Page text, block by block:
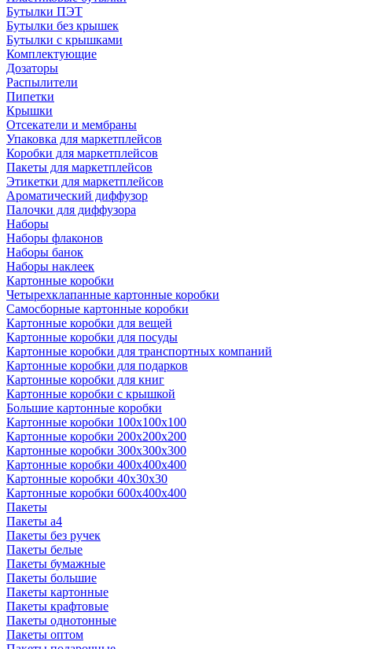
Бутылки ПЭТ
Бутылки без крышек
Бутылки с крышками
Комплектующие
Дозаторы
Распылители
Пипетки
Крышки
Отсекатели и мембраны
Упаковка для маркетплейсов
Коробки для маркетплейсов
Пакеты для маркетплейсов
Этикетки для маркетплейсов
Ароматический диффузор
Палочки для диффузора
Наборы
Наборы флаконов
Наборы банок
Наборы наклеек
Картонные коробки
Четырехклапанные картонные коробки
Самосборные картонные коробки
Картонные коробки для вещей
Картонные коробки для посуды
Картонные коробки для транспортных компаний
Картонные коробки для подарков
Картонные коробки для книг
Картонные коробки с крышкой
Большие картонные коробки
Картонные коробки 100x100x100
Картонные коробки 200x200x200
Картонные коробки 300x300x300
Картонные коробки 400x400x400
Картонные коробки 40x30x30
Картонные коробки 600x400x400
Пакеты
Пакеты а4
Пакеты без ручек
Пакеты белые
Пакеты бумажные
Пакеты большие
Пакеты картонные
Пакеты крафтовые
Пакеты однотонные
Пакеты оптом